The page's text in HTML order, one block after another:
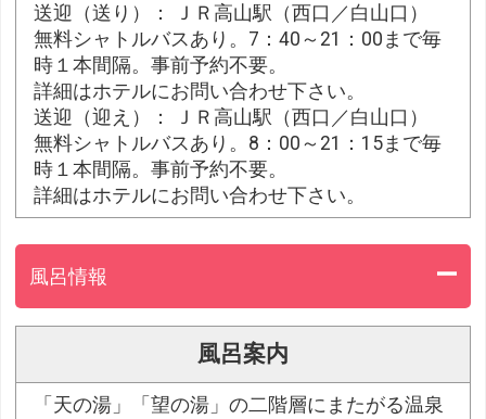
送迎（送り）： ＪＲ高山駅（西口／白山口）
無料シャトルバスあり。7：40～21：00まで毎
時１本間隔。事前予約不要。
詳細はホテルにお問い合わせ下さい。
送迎（迎え）： ＪＲ高山駅（西口／白山口）
無料シャトルバスあり。8：00～21：15まで毎
時１本間隔。事前予約不要。
詳細はホテルにお問い合わせ下さい。
風呂情報
風呂案内
「天の湯」「望の湯」の二階層にまたがる温泉